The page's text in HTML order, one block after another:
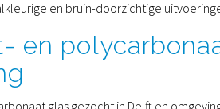
en bruin-doorzichtige
en